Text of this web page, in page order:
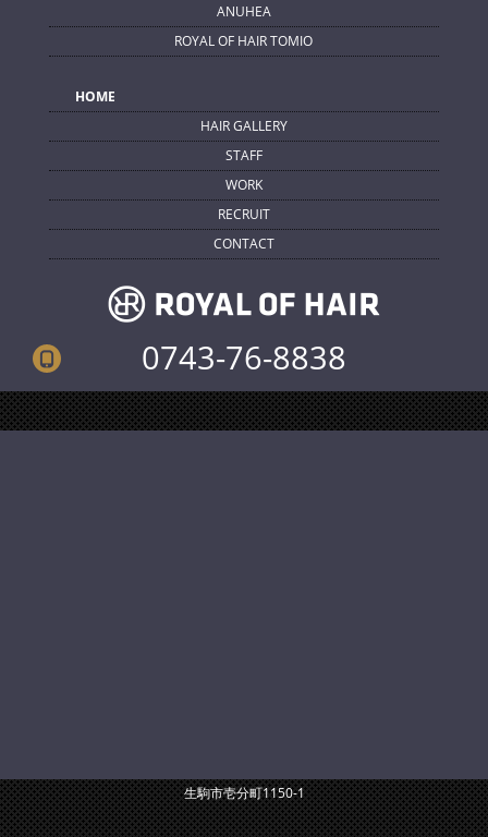
ANUHEA
ROYAL OF HAIR TOMIO
HOME
HAIR GALLERY
STAFF
WORK
RECRUIT
CONTACT
0743-76-8838
生駒市壱分町1150-1